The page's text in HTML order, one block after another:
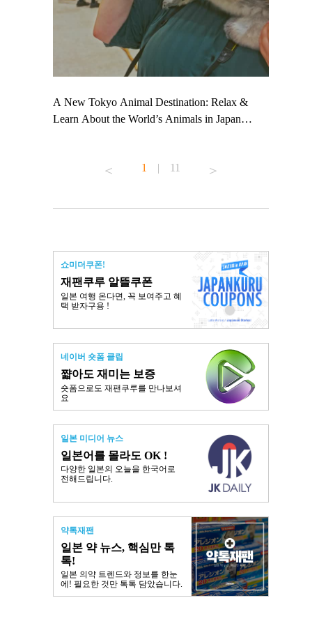
in bio)
#kyoto
A New Tokyo Animal Destination: Relax &
Learn About the World’s Animals in Japan
#japantrip #카피바라 #애니터치 #아이와가볼
#anitouchtokyodome
1 | 11
쇼미더쿠폰!
재팬쿠루 알뜰쿠폰
일본 여행 온다면, 꼭 보여주고 혜
택 받자구용 !
네이버 숏폼 클립
쨟아도 재미는 보증
숏폼으로도 재팬쿠루를 만나보셔
요
일본 미디어 뉴스
일본어를 몰라도 OK !
다양한 일본의 오늘을 한국어로
전해드립니다.
약톡재팬
일본 약 뉴스, 핵심만 톡
톡!
일본 의약 트렌드와 정보를 한눈
에! 필요한 것만 톡톡 담았습니다.